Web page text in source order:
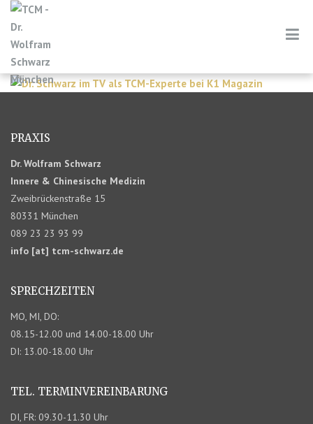
PRAXIS
Dr. Wolfram Schwarz
Innere & Chinesische Medizin
Zweibrückenstraße 15
80331 München
089 23 23 93 99
info [at] tcm-schwarz.de
SPRECHZEITEN
MO, MI, DO:
08.15-12.00 und 14.00-18.00 Uhr
DI: 13.00-18.00 Uhr
TEL. TERMIN­VEREINBARUNG
DI, FR: 09.30-11.30 Uhr